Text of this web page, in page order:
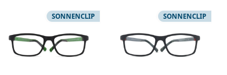
SONNENCLIP SONNENCLIP